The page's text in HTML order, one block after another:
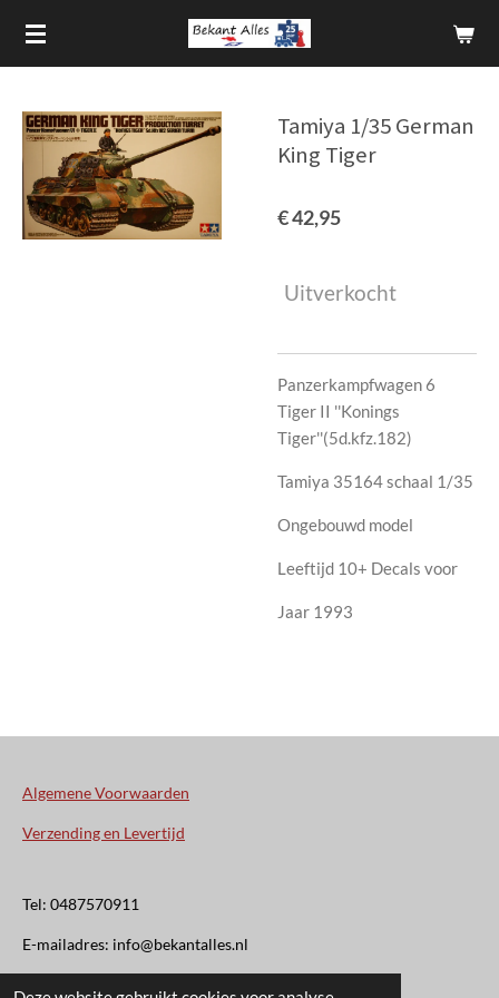
Ga
direct
hoofdinhoud
Tamiya 1/35 German
King Tiger
€ 42,95
Uitverkocht
Panzerkampfwagen 6
Tiger II ''Konings
Tiger''(5d.kfz.182)
Tamiya 35164 schaal 1/35
Ongebouwd model
Leeftijd 10+ Decals voor
Jaar 1993
Algemene Voorwaarden
Verzending en Levertijd
Tel: 0487570911
E-mailadres: info@bekantalles.nl